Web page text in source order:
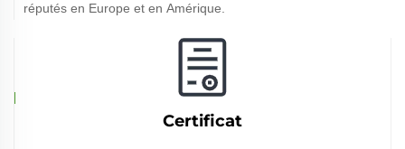
réputés en Europe et en Amérique.
Certificat